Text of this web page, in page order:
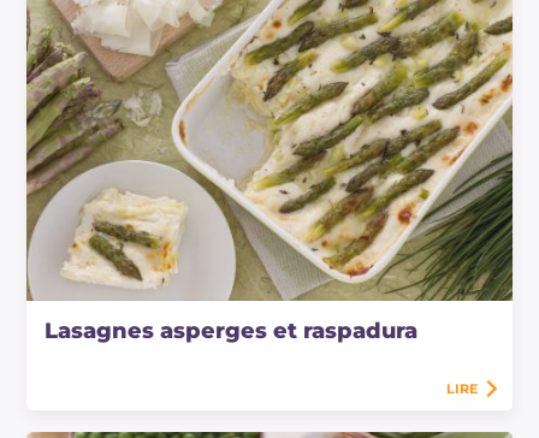
Lasagnes asperges et raspadura
LIRE